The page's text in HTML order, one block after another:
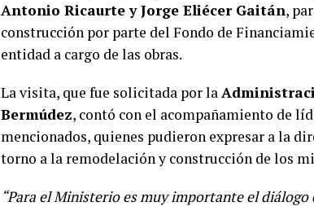
Antonio Ricaurte y Jorge Eliécer Gaitán,
construcción por parte del Fondo de
entidad a cargo de las obras.
La visita, que fue solicitada por la
Bermúdez, contó con el acompañamiento de
mencionados, quienes pudieron expresar a la
torno a la remodelación y construcción de los
“Para el Ministerio es muy importante el